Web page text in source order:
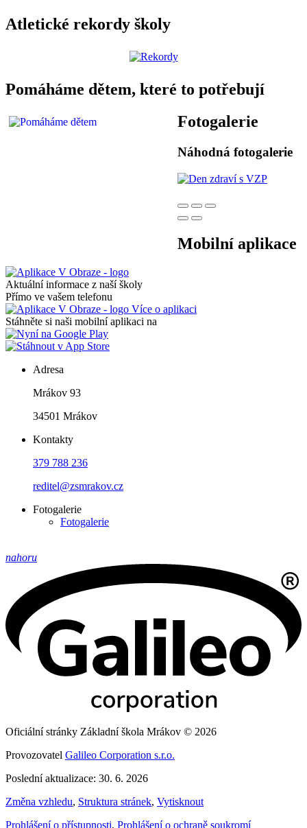
Atletické rekordy školy
Pomáháme dětem, které to potřebují
Fotogalerie
Náhodná fotogalerie
Mobilní aplikace
Aktuální informace z naší školy
Přímo ve vašem telefonu
Více o aplikaci
Stáhněte si naši mobilní aplikaci na
Adresa
Mrákov 93
34501 Mrákov
Kontakty
379 788 236
reditel@zsmrakov.cz
Fotogalerie
Fotogalerie
nahoru
Oficiální stránky Základní škola Mrákov © 2026
Provozovatel Galileo Corporation s.r.o.
Poslední aktualizace: 30. 6. 2026
Změna vzhledu, Struktura stránek, Vytisknout
Prohlášení o přístupnosti, Prohlášení o ochraně soukromí